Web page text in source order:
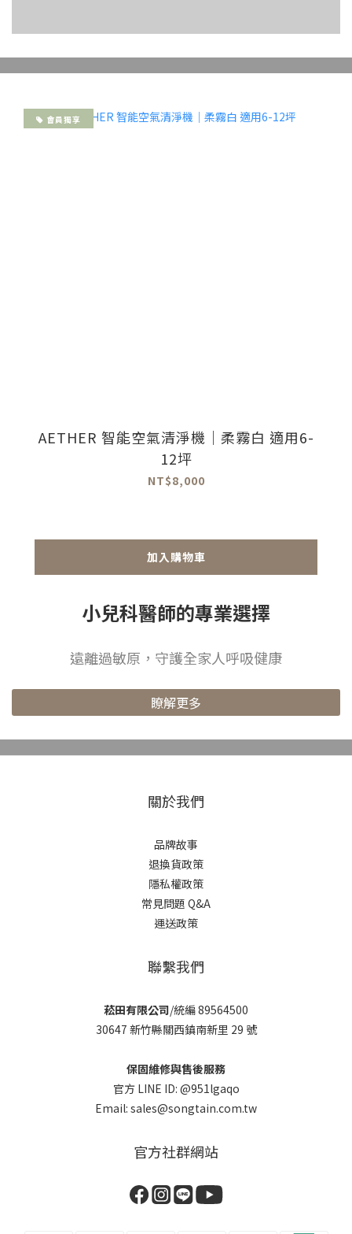
AETHER 在希臘神話中是「太空」的擬人化神，
的天堂空氣，不同於凡人所接觸的空氣。
會員獨享
AETHER 智能空氣清淨機｜柔霧白 適用6-
12坪
NT$8,000
加入購物車
小兒科醫師的專業選擇
遠離過敏原，守護全家人呼吸健康
瞭解更多
最純淨的空氣，為純粹而生
關於我們
品牌故事
退換貨政策
隱私權政策
常見問題 Q&A
運送政策
聯繫我們
菘田有限公司/統編 89564500
30647 新竹縣關西鎮南新里 29 號
保固維修與售後服務
官方 LINE ID: @951lgaqo
Email: sales@songtain.com.tw
官方社群網站